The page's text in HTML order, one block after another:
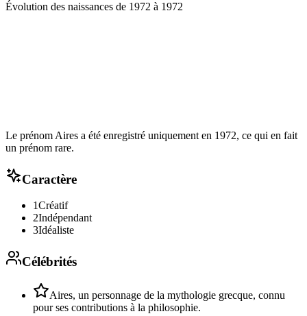
Évolution des naissances de 1972 à 1972
Le prénom Aires a été enregistré uniquement en 1972, ce qui en fait
un prénom rare.
Caractère
1Créatif
2Indépendant
3Idéaliste
Célébrités
Aires, un personnage de la mythologie grecque, connu
pour ses contributions à la philosophie.